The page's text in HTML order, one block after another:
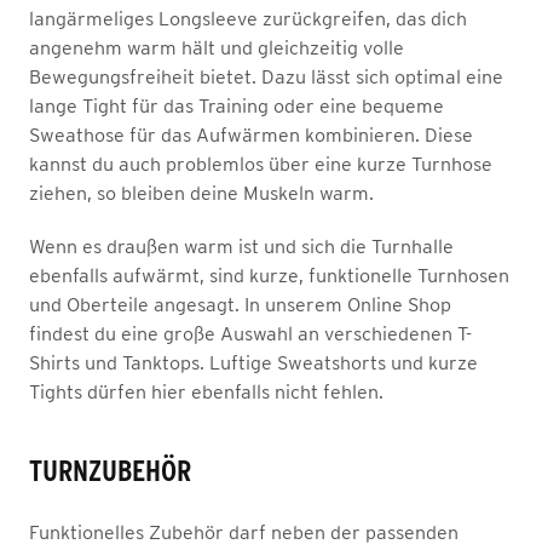
langärmeliges Longsleeve zurückgreifen, das dich
angenehm warm hält und gleichzeitig volle
Bewegungsfreiheit bietet. Dazu lässt sich optimal eine
lange Tight für das Training oder eine bequeme
Sweathose für das Aufwärmen kombinieren. Diese
kannst du auch problemlos über eine kurze Turnhose
ziehen, so bleiben deine Muskeln warm.
Wenn es draußen warm ist und sich die Turnhalle
ebenfalls aufwärmt, sind kurze, funktionelle Turnhosen
und Oberteile angesagt. In unserem Online Shop
findest du eine große Auswahl an verschiedenen T-
Shirts und Tanktops. Luftige Sweatshorts und kurze
Tights dürfen hier ebenfalls nicht fehlen.
TURNZUBEHÖR
Funktionelles Zubehör darf neben der passenden